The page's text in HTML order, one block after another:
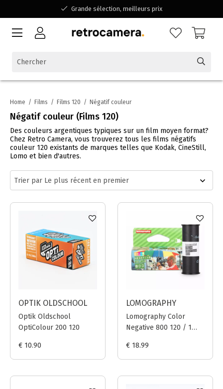
Grande sélection, meilleurs prix
Disponible pour toutes vos questions
Home / Films / Films 120 / Négatif couleur
Négatif couleur (Films 120)
Des couleurs argentiques typiques sur un film moyen format?
Chez Retro Camera, vous trouverez tous les films négatifs
couleur 120 existants de marques telles que Kodak, CineStill,
Lomo et bien d'autres.
OPTIK OLDSCHOOL
Optik Oldschool
OptiColour 200 120
€ 10.90
LOMOGRAPHY
Lomography Color
Negative 800 120 / 1
€ 18.99